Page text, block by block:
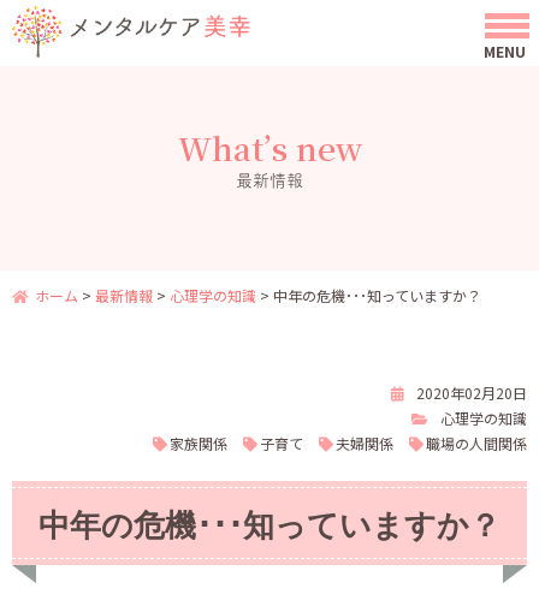
What’s new
最新情報
ホーム > 最新情報 > 心理学の知識 > 中年の危機･･･知っていますか？
2020年02月20日
心理学の知識
家族関係
子育て 夫婦関係 職場の人間関係
中年の危機･･･知っていますか？